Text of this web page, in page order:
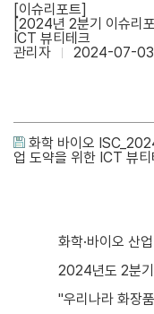
[이슈리포트]
[2024년 2분기 이슈리
ICT 뷰티테크
관리자
2024-07-03
화학 바이오
업 도약을 위한 ICT 뷰
화학·바이오 산
2024년도 2분
"우리나라 화장